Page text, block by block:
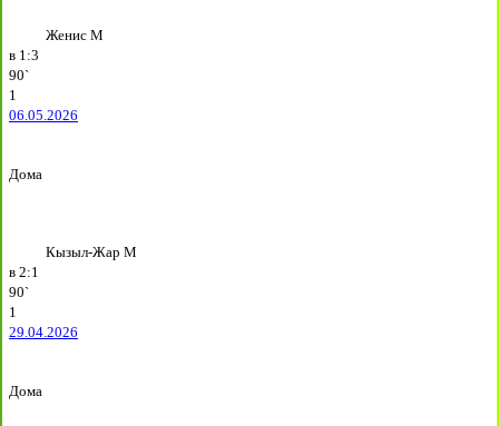
Женис М
в 1:3
90`
1
06.05.2026
Дома
Кызыл-Жар М
в 2:1
90`
1
29.04.2026
Дома